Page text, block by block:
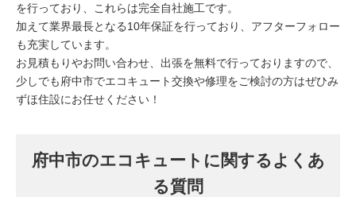
を行っており、これらは完全自社施工です。
加えて業界最長となる10年保証を行っており、アフターフォロー
も充実しています。
お見積もりやお問い合わせ、出張を無料で行っておりますので、
少しでも府中市でエコキュート交換や修理をご検討の方はぜひみ
ずほ住設にお任せください！
府中市のエコキュートに関するよくあ
る質問